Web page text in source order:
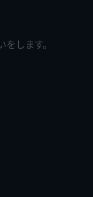
します。